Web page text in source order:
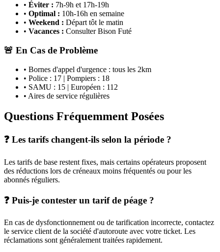
• Éviter : 7h-9h et 17h-19h
• Optimal : 10h-16h en semaine
• Weekend : Départ tôt le matin
• Vacances : Consulter Bison Futé
🚨 En Cas de Problème
• Bornes d'appel d'urgence : tous les 2km
• Police : 17 | Pompiers : 18
• SAMU : 15 | Européen : 112
• Aires de service régulières
Questions Fréquemment Posées
❓ Les tarifs changent-ils selon la période ?
Les tarifs de base restent fixes, mais certains opérateurs proposent
des réductions lors de créneaux moins fréquentés ou pour les
abonnés réguliers.
❓ Puis-je contester un tarif de péage ?
En cas de dysfonctionnement ou de tarification incorrecte, contactez
le service client de la société d'autoroute avec votre ticket. Les
réclamations sont généralement traitées rapidement.